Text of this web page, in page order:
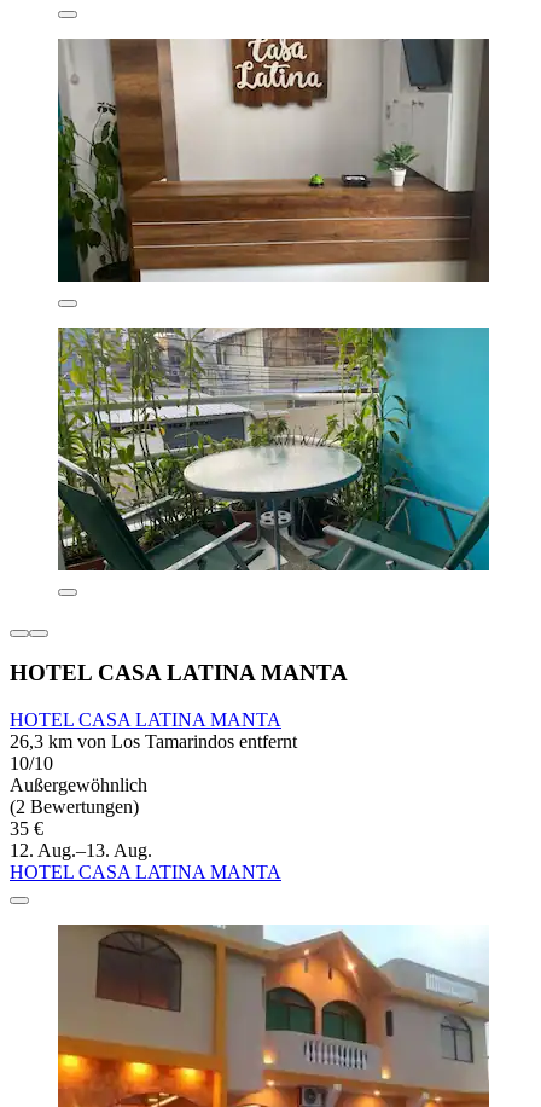
HOTEL CASA LATINA MANTA
HOTEL CASA LATINA MANTA
26,3 km von Los Tamarindos entfernt
10/10
Außergewöhnlich
(2 Bewertungen)
35 €
12. Aug.–13. Aug.
HOTEL CASA LATINA MANTA